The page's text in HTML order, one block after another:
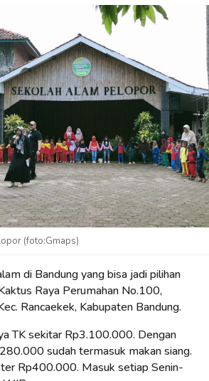
(foto:Gmaps)
di Bandung yang bisa jadi pilihan
Raya Perumahan No.100,
Rancaekek, Kabupaten Bandung.
TK sekitar Rp3.100.000. Dengan
sudah termasuk makan siang.
Rp400.000. Masuk setiap Senin-